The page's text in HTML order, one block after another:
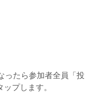
ったら参加者全員「投
プします。